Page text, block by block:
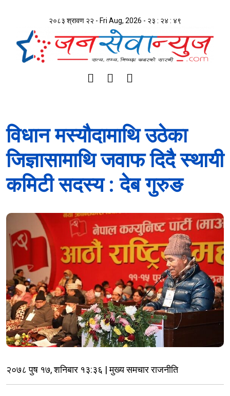
२०८३ श्रावण २२ - Fri Aug, 2026 - २३ : २४ : ४९
विधान मस्यौदामाथि उठेका
जिज्ञासामाथि जवाफ दिदै स्थायी
कमिटी सदस्य : देब गुरुङ
२०७८ पुष १७, शनिबार १३:३६ | मुख्य समचार राजनीति